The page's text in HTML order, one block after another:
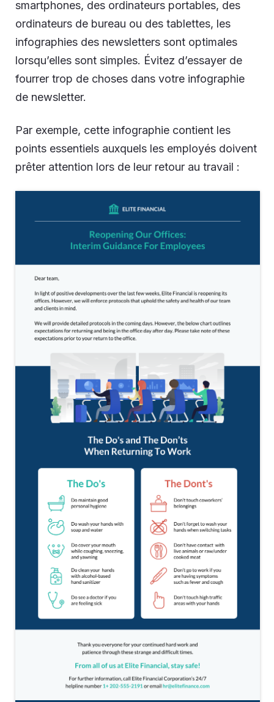
smartphones, des ordinateurs portables, des
ordinateurs de bureau ou des tablettes, les
infographies des newsletters sont optimales
lorsqu’elles sont simples. Évitez d’essayer de
fourrer trop de choses dans votre infographie
de newsletter.
Par exemple, cette infographie contient les
points essentiels auxquels les employés doivent
prêter attention lors de leur retour au travail :